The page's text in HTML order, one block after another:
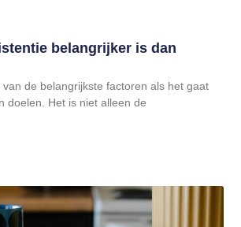
belangrijker is dan
de belangrijkste factoren als het gaat
doelen. Het is niet alleen de